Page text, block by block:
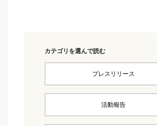
カテゴリを選んで読む
プレスリリース
活動報告